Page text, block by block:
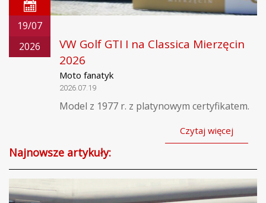
19/07
2026
VW Golf GTI I na Classica Mierzęcin
2026
Moto fanatyk
2026.07.19
Model z 1977 r. z platynowym certyfikatem.
Czytaj więcej
Najnowsze artykuły: